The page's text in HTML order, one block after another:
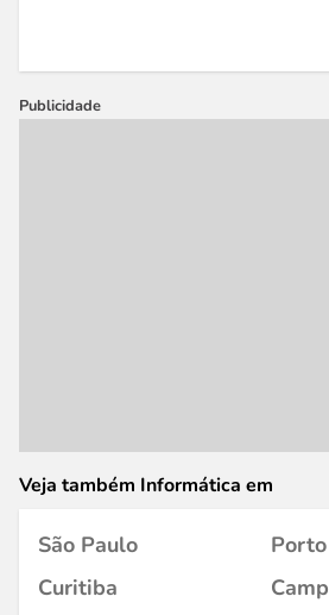
Publicidade
Veja também Informática em
São Paulo
Curitiba